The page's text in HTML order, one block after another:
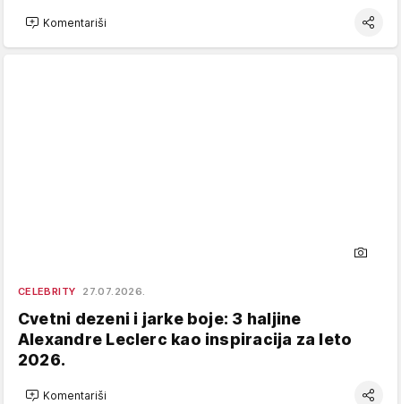
Komentariši
CELEBRITY 27.07.2026.
Cvetni dezeni i jarke boje: 3 haljine
Alexandre Leclerc kao inspiracija za leto
2026.
Komentariši